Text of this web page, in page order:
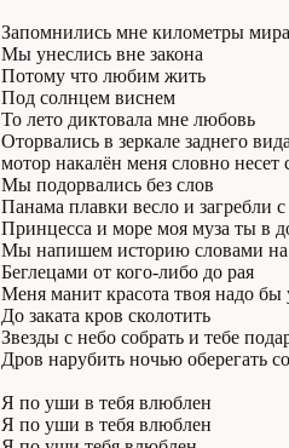
Запомнились мне километры
Мы унеслись вне закона
Потому что любим жить
Под солнцем виснем
То лето диктовала мне любовь
Оторвались в зеркале заднего
мотор накалён меня словно
Мы подорвались без слов
Панама плавки весло и загребли
Принцесса и море моя муза ты в
Мы напишем историю словами на
Беглецами от кого-либо до рая
Меня манит красота твоя надо бы
До заката кров сколотить
Звезды с небо собрать и тебе
Дров нарубить ночью оберегать
Я по уши в тебя влюблен
Я по уши в тебя влюблен